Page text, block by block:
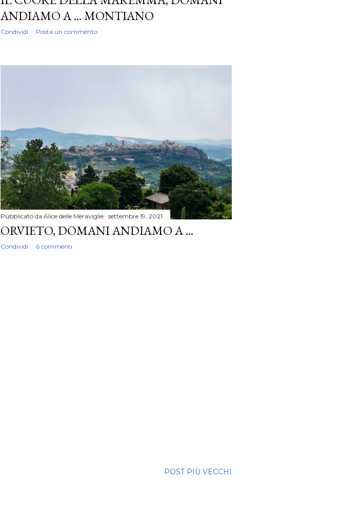
ANDIAMO A ... MONTIANO
Condividi Posta un commento
Pubblicato da Alice delle Meraviglie settembre 19, 2021
ORVIETO, DOMANI ANDIAMO A ...
Condividi 6 commenti
POST PIÙ VECCHI